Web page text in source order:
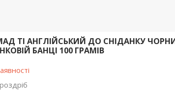
ТІ АНГЛІЙСЬКИЙ ДО СНІДАНКУ
БАНЦІ 100 ГРАМІВ